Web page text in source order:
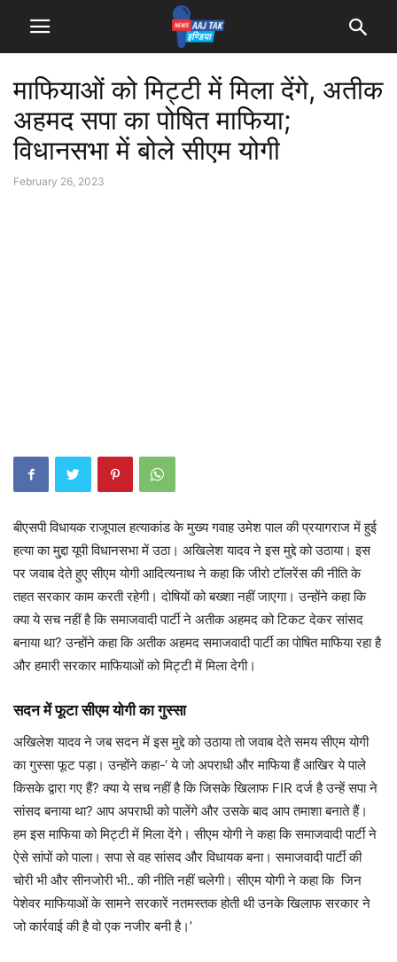
माफियाओं को मिट्टी में मिला देंगे, अतीक
अहमद सपा का पोषित माफिया;
विधानसभा में बोले सीएम योगी
February 26, 2023
बीएसपी विधायक राजूपाल हत्याकांड के मुख्य गवाह उमेश पाल की प्रयागराज में हुई
हत्या का मु्द्दा यूपी विधानसभा में उठा। अखिलेश यादव ने इस मुद्दे को उठाया। इस
पर जवाब देते हुए सीएम योगी आदित्यनाथ ने कहा कि जीरो टॉलरेंस की नीति के
तहत सरकार काम करती रहेगी। दोषियों को बख्शा नहीं जाएगा। उन्होंने कहा कि
क्या ये सच नहीं है कि समाजवादी पार्टी ने अतीक अहमद को टिकट देकर सांसद
बनाया था? उन्होंने कहा कि अतीक अहमद समाजवादी पार्टी का पोषित माफिया रहा है
और हमारी सरकार माफियाओं को मिट्टी में मिला देगी।
सदन में फूटा सीएम योगी का गुस्सा
अखिलेश यादव ने जब सदन में इस मुद्दे को उठाया तो जवाब देते समय सीएम योगी
का गुस्सा फूट पड़ा। उन्होंने कहा-‘ ये जो अपराधी और माफिया हैं आखिर ये पाले
किसके द्वारा गए हैं? क्या ये सच नहीं है कि जिसके खिलाफ FIR दर्ज है उन्हें सपा ने
सांसद बनाया था? आप अपराधी को पालेंगे और उसके बाद आप तमाशा बनाते हैं।
हम इस माफिया को मिट्टी में मिला देंगे। सीएम योगी ने कहा कि समाजवादी पार्टी ने
ऐसे सांपों को पाला। सपा से वह सांसद और विधायक बना। समाजवादी पार्टी की
चोरी भी और सीनजोरी भी.. की नीति नहीं चलेगी। सीएम योगी ने कहा कि जिन
पेशेवर माफियाओं के सामने सरकारें नतमस्तक होती थी उनके खिलाफ सरकार ने
जो कार्रवाई की है वो एक नजीर बनी है।’